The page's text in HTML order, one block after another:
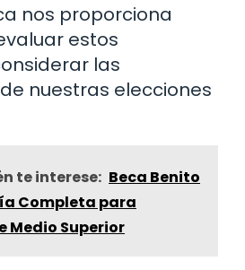
nos proporciona
estos
las
nuestras elecciones
te interese: Beca Benito
Completa para
Medio Superior